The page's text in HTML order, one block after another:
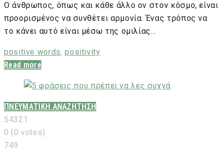
Ο άνθρωπος, όπως και κάθε άλλο ον στον κόσμο, είναι
προορισμένος να συνθέτει αρμονία. Ένας τρόπος να
το κάνει αυτό είναι μέσω της ομιλίας…
positive words,positivity
Read more
ΠΝΕΥΜΑΤΙΚΗ ΑΝΑΖΗΤΗΣΗ
543 2 1
0 (0 votes)
749